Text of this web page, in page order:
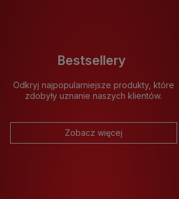
Bestsellery
Odkryj najpopularniejsze produkty, które
zdobyły uznanie naszych klientów.
Zobacz więcej